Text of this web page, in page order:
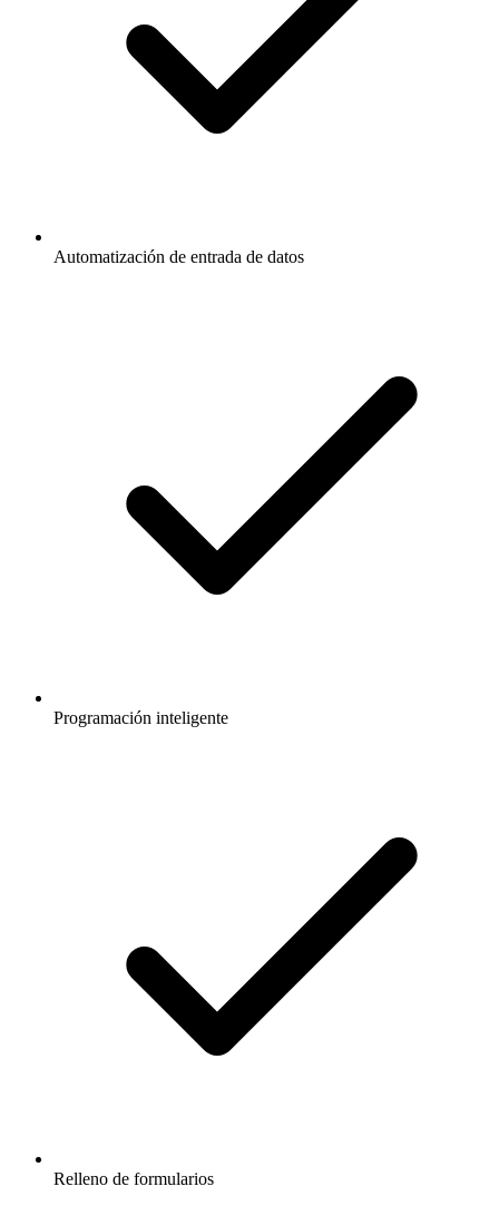
Automatización de entrada de datos
Programación inteligente
Relleno de formularios